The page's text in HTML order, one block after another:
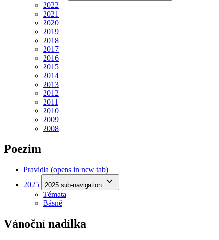
2022
2021
2020
2019
2018
2017
2016
2015
2014
2013
2012
2011
2010
2009
2008
Poezim
Pravidla (opens in new tab)
2025
2025 sub-navigation
Témata
Básně
Vánoční nadílka